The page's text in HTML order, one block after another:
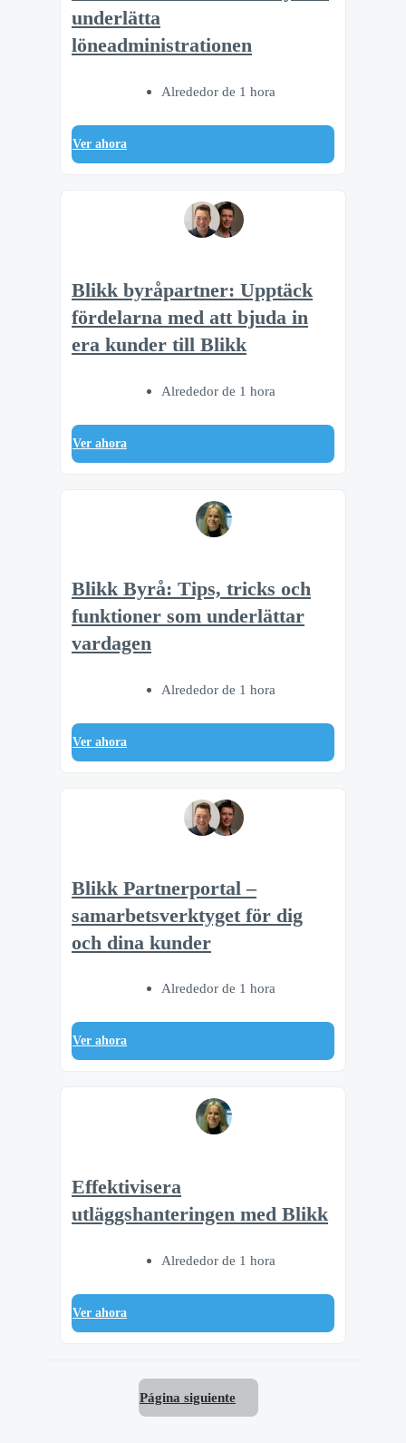
underlätta
löneadministrationen
Alrededor de 1 hora
Ver ahora
Blikk byråpartner: Upptäck
fördelarna med att bjuda in
era kunder till Blikk
Alrededor de 1 hora
Ver ahora
Blikk Byrå: Tips, tricks och
funktioner som underlättar
vardagen
Alrededor de 1 hora
Ver ahora
Blikk Partnerportal –
samarbetsverktyget för dig
och dina kunder
Alrededor de 1 hora
Ver ahora
Effektivisera
utläggshanteringen med Blikk
Alrededor de 1 hora
Ver ahora
Página siguiente